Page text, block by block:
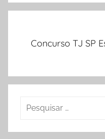
Concurso TJ SP
Pesquisar